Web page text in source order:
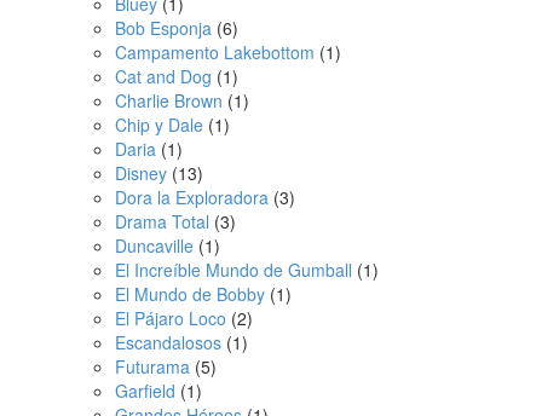
Bob Esponja (6)
Campamento Lakebottom (1)
Cat and Dog (1)
Charlie Brown (1)
Chip y Dale (1)
Daria (1)
Disney (13)
Dora la Exploradora (3)
Drama Total (3)
Duncaville (1)
El Increíble Mundo de Gumball (1)
El Mundo de Bobby (1)
El Pájaro Loco (2)
Escandalosos (1)
Futurama (5)
Garfield (1)